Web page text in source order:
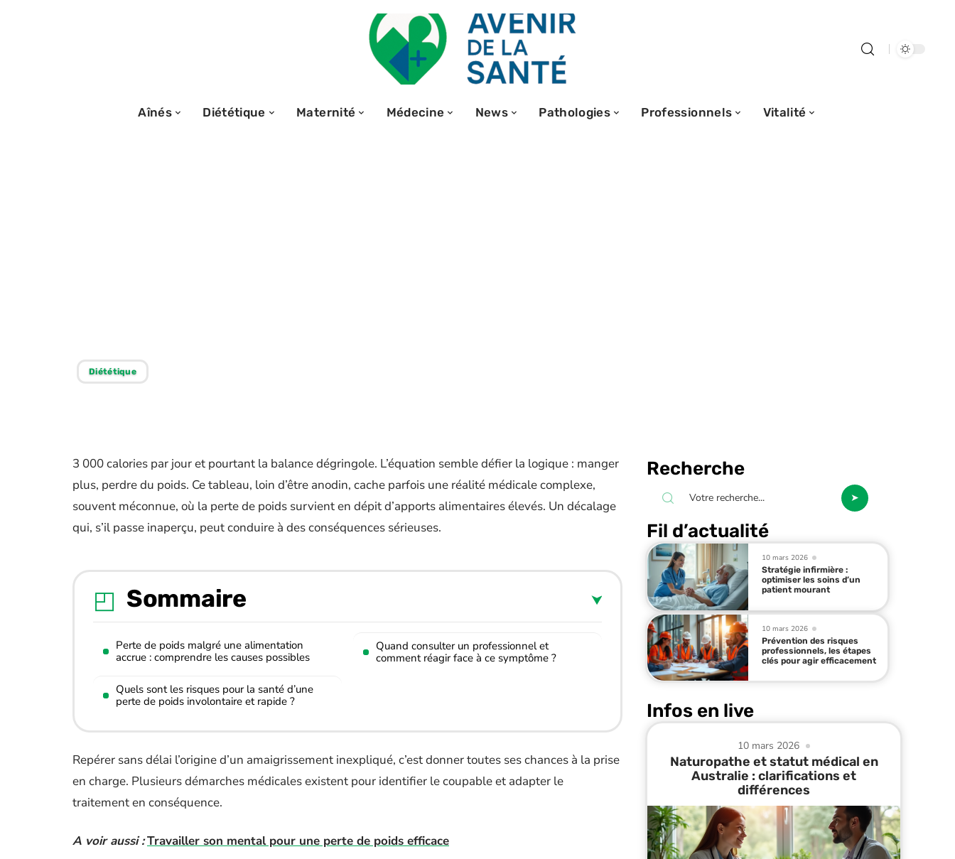
Aînés Diététique Maternité Médecine News Pathologies Professionnels Vitalité
Diététique
3 000 calories par jour et pourtant la balance dégringole. L’équation semble défier la logique : manger
plus, perdre du poids. Ce tableau, loin d’être anodin, cache parfois une réalité médicale complexe,
souvent méconnue, où la perte de poids survient en dépit d’apports alimentaires élevés. Un décalage
qui, s’il passe inaperçu, peut conduire à des conséquences sérieuses.
Sommaire
Perte de poids malgré une alimentation
accrue : comprendre les causes possibles
Quels sont les risques pour la santé d’une
perte de poids involontaire et rapide ?
Quand consulter un professionnel et
comment réagir face à ce symptôme ?
Repérer sans délai l’origine d’un amaigrissement inexpliqué, c’est donner toutes ses chances à la prise
en charge. Plusieurs démarches médicales existent pour identifier le coupable et adapter le
traitement en conséquence.
A voir aussi :Travailler son mental pour une perte de poids efficace
Recherche
Fil d’actualité
10 mars 2026
Stratégie infirmière :
optimiser les soins d’un
patient mourant
10 mars 2026
Prévention des risques
professionnels, les étapes
clés pour agir efficacement
Infos en live
10 mars 2026
Naturopathe et statut médical en
Australie : clarifications et
différences